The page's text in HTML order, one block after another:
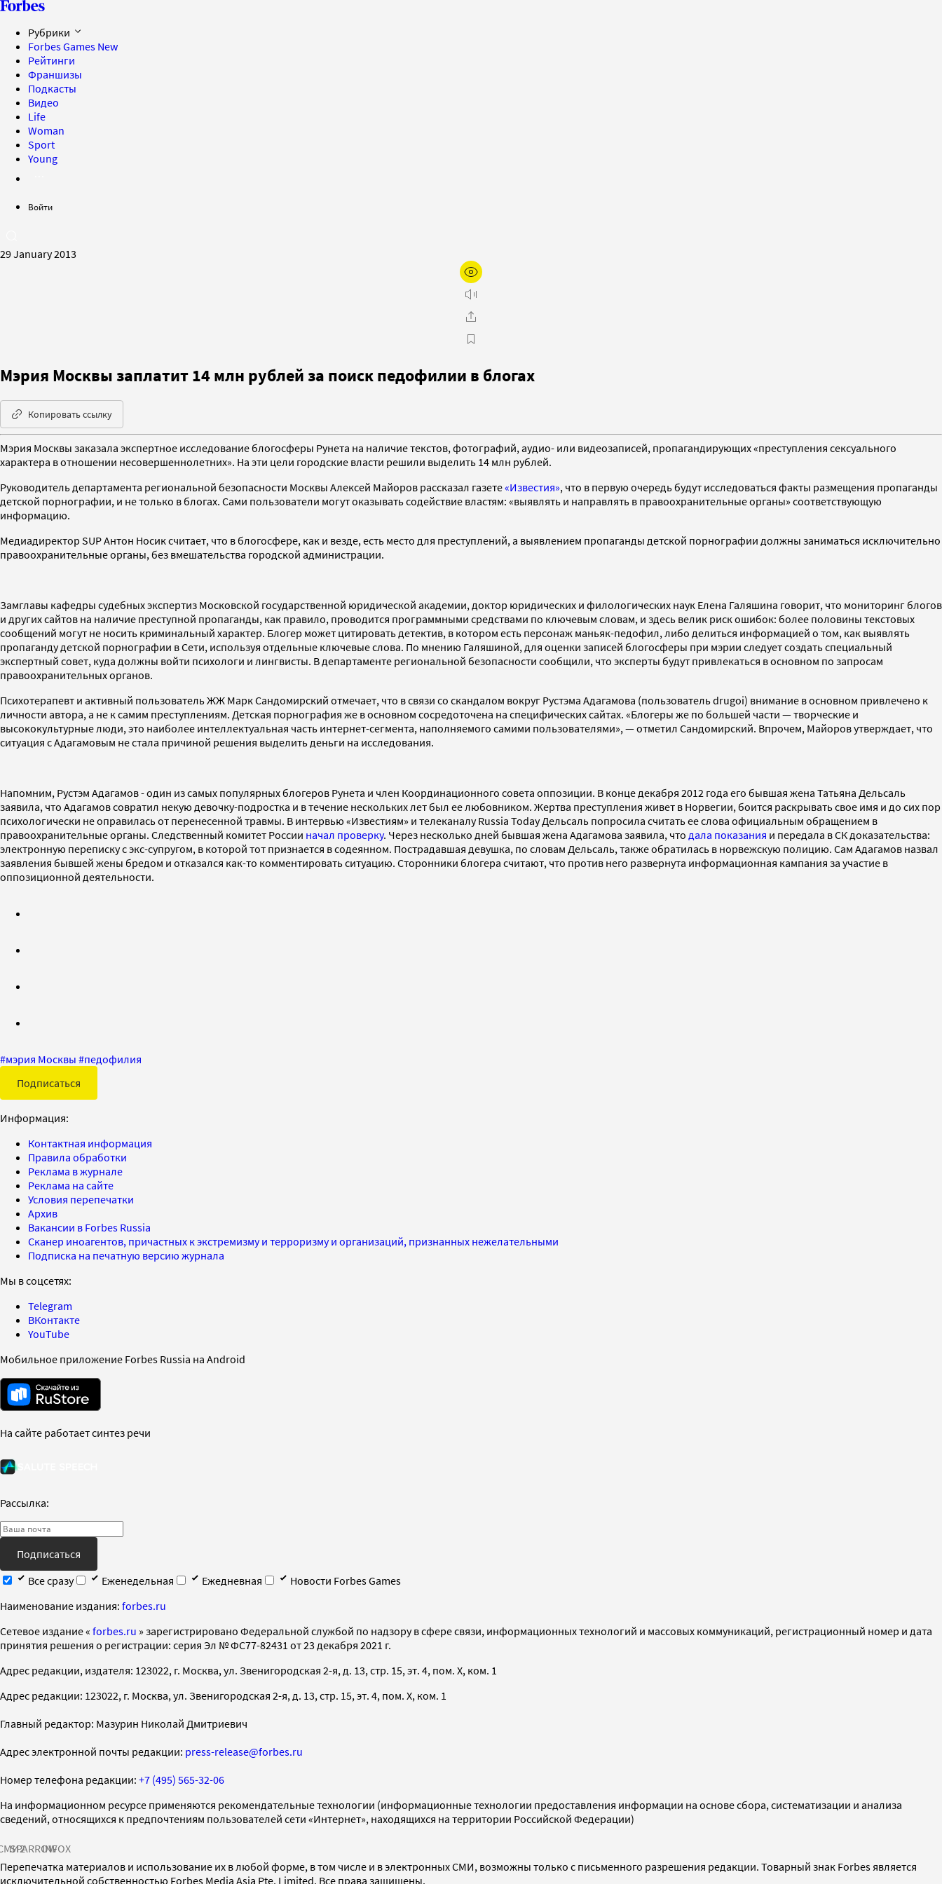
Рубрики
Forbes Games New
Рейтинги
Франшизы
Подкасты
Видео
Life
Woman
Sport
Young
Войти
29 January 2013
Мэрия Москвы заплатит 14 млн рублей за поиск педофилии в блогах
Копировать ссылку
Мэрия Москвы заказала экспертное исследование блогосферы Рунета на наличие текстов, фотографий, аудио- или видеозаписей, пропагандирующих «преступления сексуального
характера в отношении несовершеннолетних». На эти цели городские власти решили выделить 14 млн рублей.
Руководитель департамента региональной безопасности Москвы Алексей Майоров рассказал газете«Известия», что в первую очередь будут исследоваться факты размещения пропаганды
детской порнографии, и не только в блогах. Сами пользователи могут оказывать содействие властям: «выявлять и направлять в правоохранительные органы» соответствующую
информацию.
Медиадиректор SUP Антон Носик считает, что в блогосфере, как и везде, есть место для преступлений, а выявлением пропаганды детской порнографии должны заниматься исключительно
правоохранительные органы, без вмешательства городской администрации.
Замглавы кафедры судебных экспертиз Московской государственной юридической академии, доктор юридических и филологических наук Елена Галяшина говорит, что мониторинг блогов
и других сайтов на наличие преступной пропаганды, как правило, проводится программными средствами по ключевым словам, и здесь велик риск ошибок: более половины текстовых
сообщений могут не носить криминальный характер. Блогер может цитировать детектив, в котором есть персонаж маньяк-педофил, либо делиться информацией о том, как выявлять
пропаганду детской порнографии в Сети, используя отдельные ключевые слова. По мнению Галяшиной, для оценки записей блогосферы при мэрии следует создать специальный
экспертный совет, куда должны войти психологи и лингвисты. В департаменте региональной безопасности сообщили, что эксперты будут привлекаться в основном по запросам
правоохранительных органов.
Психотерапевт и активный пользователь ЖЖ Марк Сандомирский отмечает, что в связи со скандалом вокруг Рустэма Адагамова (пользователь drugoi) внимание в основном привлечено к
личности автора, а не к самим преступлениям. Детская порнография же в основном сосредоточена на специфических сайтах. «Блогеры же по большей части — творческие и
высококультурные люди, это наиболее интеллектуальная часть интернет-сегмента, наполняемого самими пользователями», — отметил Сандомирский. Впрочем, Майоров утверждает, что
ситуация с Адагамовым не стала причиной решения выделить деньги на исследования.
Напомним, Рустэм Адагамов - один из самых популярных блогеров Рунета и член Координационного совета оппозиции. В конце декабря 2012 года его бывшая жена Татьяна Дельсаль
заявила, что Адагамов совратил некую девочку-подростка и в течение нескольких лет был ее любовником. Жертва преступления живет в Норвегии, боится раскрывать свое имя и до сих пор
психологически не оправилась от перенесенной травмы. В интервью «Известиям» и телеканалу Russia Today Дельсаль попросила считать ее слова официальным обращением в
правоохранительные органы. Следственный комитет России начал проверку. Через несколько дней бывшая жена Адагамова заявила, что дала показания и передала в СК доказательства:
электронную переписку с экс-супругом, в которой тот признается в содеянном. Пострадавшая девушка, по словам Дельсаль, также обратилась в норвежскую полицию. Сам Адагамов назвал
заявления бывшей жены бредом и отказался как-то комментировать ситуацию. Сторонники блогера считают, что против него развернута информационная кампания за участие в
оппозиционной деятельности.
#мэрия Москвы #педофилия
Подписаться
Информация:
Контактная информация
Правила обработки
Реклама в журнале
Реклама на сайте
Условия перепечатки
Архив
Вакансии в Forbes Russia
Сканер иноагентов, причастных к экстремизму и терроризму и организаций, признанных нежелательными
Подписка на печатную версию журнала
Мы в соцсетях:
Telegram
ВКонтакте
YouTube
Мобильное приложение Forbes Russia на Android
На сайте работает синтез речи
Рассылка:
Подписаться
Все сразу
Еженедельная Ежедневная
Новости Forbes Games
Наименование издания: forbes.ru
Cетевое издание « forbes.ru » зарегистрировано Федеральной службой по надзору в сфере связи, информационных технологий и массовых коммуникаций, регистрационный номер и дата
принятия решения о регистрации: серия Эл № ФС77-82431 от 23 декабря 2021 г.
Адрес редакции, издателя: 123022, г. Москва, ул. Звенигородская 2-я, д. 13, стр. 15, эт. 4, пом. X, ком. 1
Адрес редакции: 123022, г. Москва, ул. Звенигородская 2-я, д. 13, стр. 15, эт. 4, пом. X, ком. 1
Главный редактор: Мазурин Николай Дмитриевич
Адрес электронной почты редакции: press-release@forbes.ru
Номер телефона редакции: +7 (495) 565-32-06
На информационном ресурсе применяются рекомендательные технологии (информационные технологии предоставления информации на основе сбора, систематизации и анализа
сведений, относящихся к предпочтениям пользователей сети «Интернет», находящихся на территории Российской Федерации)
SPARROWINFOX
Перепечатка материалов и использование их в любой форме, в том числе и в электронных СМИ, возможны только с письменного разрешения редакции. Товарный знак Forbes является
исключительной собственностью Forbes Media Asia Pte. Limited. Все права защищены.